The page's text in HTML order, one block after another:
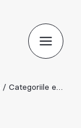
/ Categoriile ediției 2026